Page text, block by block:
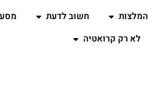
המלצות חשוב לדעת
לא רק קרואטיה